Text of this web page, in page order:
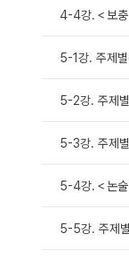
4-4강.＜보
5-1강. 주제
5-2강. 주제
5-3강. 주제
5-4강.＜논
5-5강. 주제